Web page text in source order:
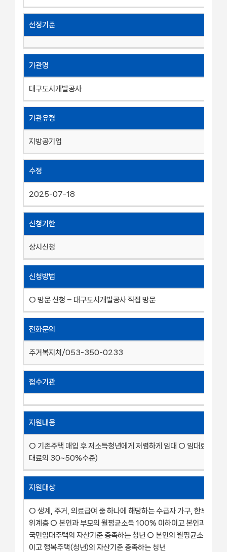
선정기준
기관명
대구도시개발공사
기관유형
지방공기업
수정
2025-07-18
신청기한
상시신청
신청방법
○ 방문 신청 – 대구도시개발공사 직접 방문
전화문의
주거복지처/053-350-0233
접수기관
지원내용
○ 기존주택 매입 후 저소득청년에게 저렴하게 임대 ○ 임대료 감면(
대료의 30~50%수준)
지원대상
○ 생계, 주거, 의료급여 중 하나에 해당하는 수급자 가구, 한부모가
위계층 ○ 본인과 부모의 월평균소득 100% 이하이고 본인과 부모
국민임대주택의 자산기준 충족하는 청년 ○ 본인의 월평균소득
이고 행복주택(청년)의 자산기준 충족하는 청년